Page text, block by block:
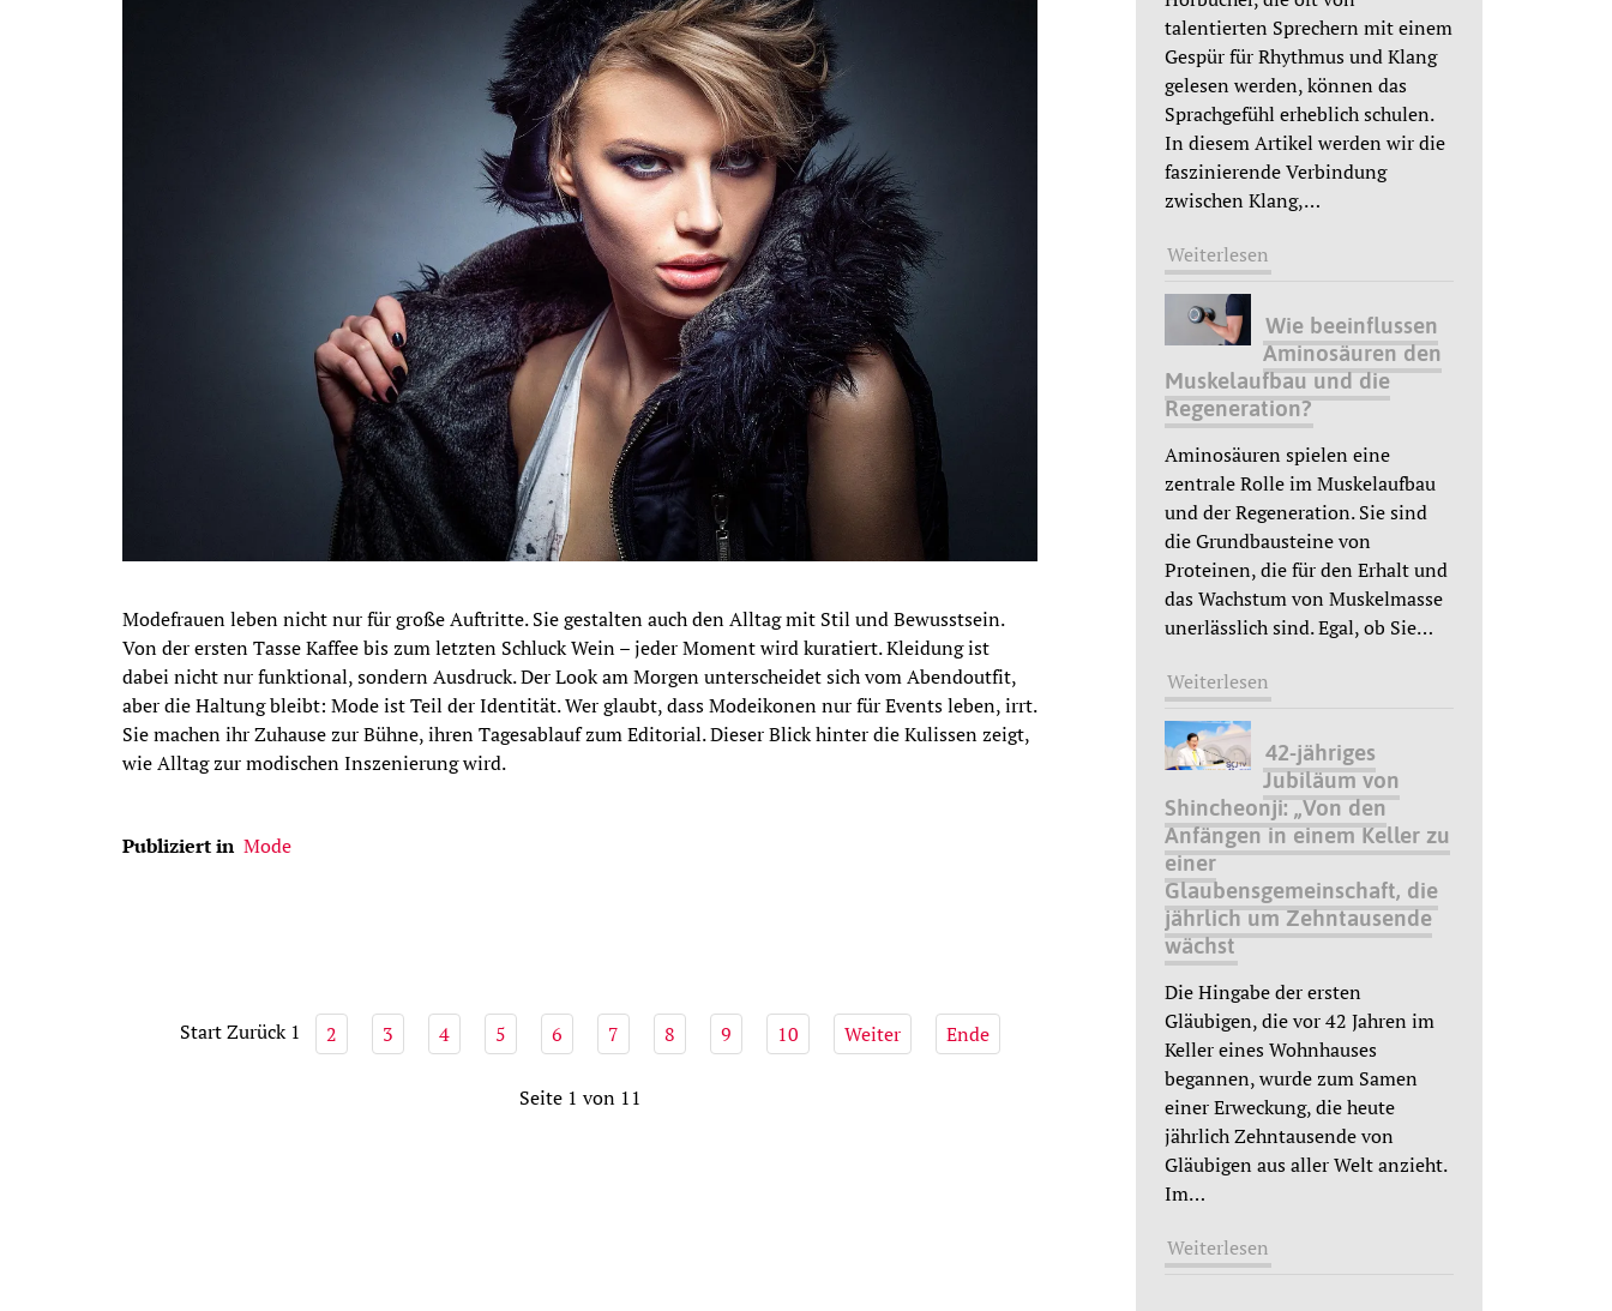
Modefrauen leben nicht nur für große Auftritte. Sie gestalten auch den Alltag mit Stil und Bewusstsein.
Von der ersten Tasse Kaffee bis zum letzten Schluck Wein – jeder Moment wird kuratiert. Kleidung ist
dabei nicht nur funktional, sondern Ausdruck. Der Look am Morgen unterscheidet sich vom Abendoutfit,
aber die Haltung bleibt: Mode ist Teil der Identität. Wer glaubt, dass Modeikonen nur für Events leben, irrt.
Sie machen ihr Zuhause zur Bühne, ihren Tagesablauf zum Editorial. Dieser Blick hinter die Kulissen zeigt,
wie Alltag zur modischen Inszenierung wird.
Publiziert in Mode
Start Zurück 1 2 3 4 5 6 7 8 9 10 Weiter Ende
Seite 1 von 11
talentierten Sprechern mit einem
Gespür für Rhythmus und Klang
gelesen werden, können das
Sprachgefühl erheblich schulen.
In diesem Artikel werden wir die
faszinierende Verbindung
zwischen Klang,…
Weiterlesen
Wie beeinflussen
Aminosäuren den
Muskelaufbau und die
Regeneration?
Aminosäuren spielen eine
zentrale Rolle im Muskelaufbau
und der Regeneration. Sie sind
die Grundbausteine von
Proteinen, die für den Erhalt und
das Wachstum von Muskelmasse
unerlässlich sind. Egal, ob Sie…
Weiterlesen
42-jähriges
Jubiläum von
Shincheonji: „Von den
Anfängen in einem Keller zu
einer
Glaubensgemeinschaft, die
jährlich um Zehntausende
wächst
Die Hingabe der ersten
Gläubigen, die vor 42 Jahren im
Keller eines Wohnhauses
begannen, wurde zum Samen
einer Erweckung, die heute
jährlich Zehntausende von
Gläubigen aus aller Welt anzieht.
Im…
Weiterlesen